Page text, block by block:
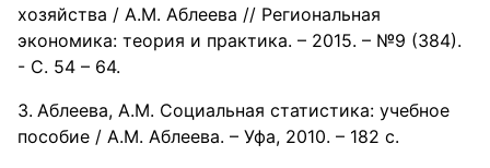
хозяйства / А.М. Аблеева // Региональная
экономика: теория и практика. – 2015. – №9 (384).
- С. 54 – 64.
Аблеева, А.М. Социальная статистика: учебное
пособие / А.М. Аблеева. – Уфа, 2010. – 182 с.